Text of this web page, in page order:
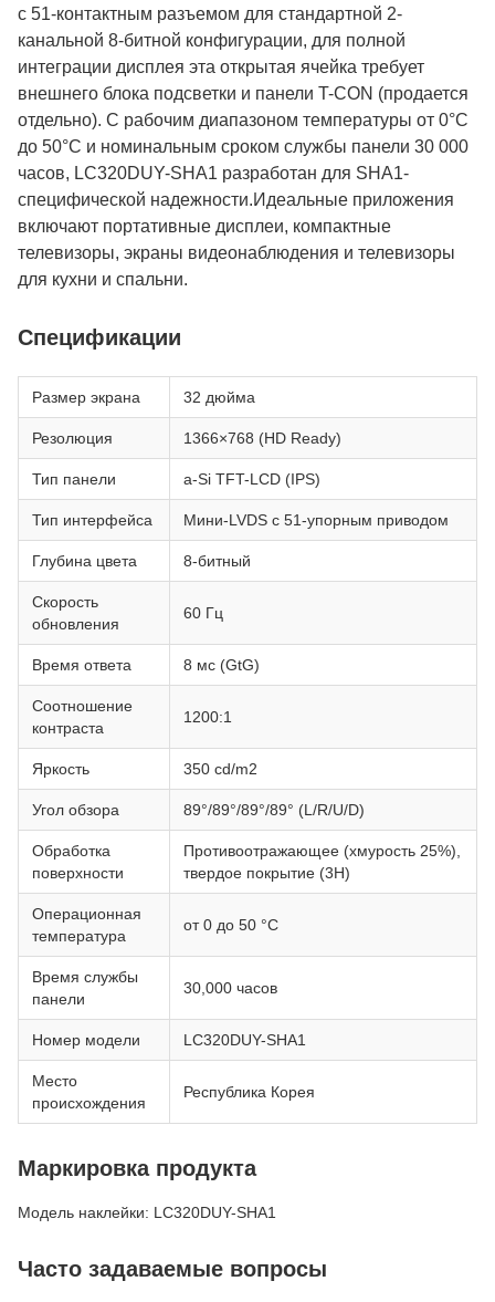
с 51-контактным разъемом для стандартной 2-
канальной 8-битной конфигурации, для полной
интеграции дисплея эта открытая ячейка требует
внешнего блока подсветки и панели T-CON (продается
отдельно). С рабочим диапазоном температуры от 0°C
до 50°C и номинальным сроком службы панели 30 000
часов, LC320DUY-SHA1 разработан для SHA1-
специфической надежности.Идеальные приложения
включают портативные дисплеи, компактные
телевизоры, экраны видеонаблюдения и телевизоры
для кухни и спальни.
Спецификации
Размер экрана 32 дюйма
Резолюция 1366×768 (HD Ready)
Тип панели a-Si TFT-LCD (IPS)
Тип интерфейса Мини-LVDS с 51-упорным приводом
Глубина цвета 8-битный
Скорость
обновления
60 Гц
Время ответа 8 мс (GtG)
Соотношение
контраста
1200:1
Яркость 350 cd/m2
Угол обзора 89°/89°/89°/89° (L/R/U/D)
Обработка
поверхности
Противоотражающее (хмурость 25%),
твердое покрытие (3H)
Операционная
температура
от 0 до 50 °C
Время службы
панели
30,000 часов
Номер модели LC320DUY-SHA1
Место
происхождения
Республика Корея
Маркировка продукта
Модель наклейки: LC320DUY-SHA1
Часто задаваемые вопросы